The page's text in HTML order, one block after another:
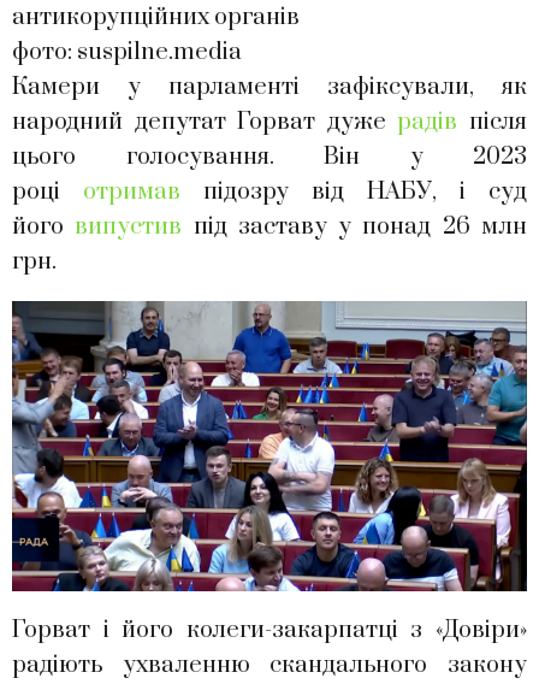
антикорупційних органів
фото: suspilne.media
Камери у парламенті зафіксували, як
народний депутат Горват дужерадів після
цього голосування. Він у 2023
році отримав підозру від НАБУ, і суд
його випустив під заставу у понад 26 млн
грн.
Горват і його колеги-закарпатці з «Довіри»
радіють ухваленню скандального закону